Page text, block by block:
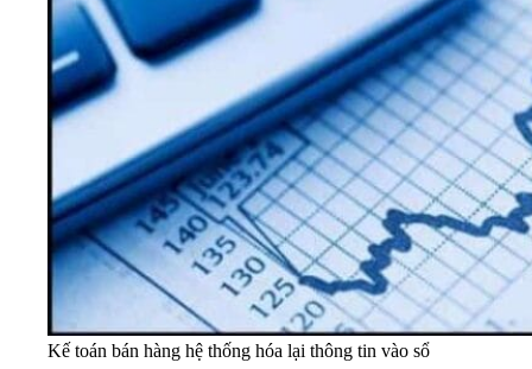
Kế toán bán hàng hệ thống hóa lại thông tin vào sổ